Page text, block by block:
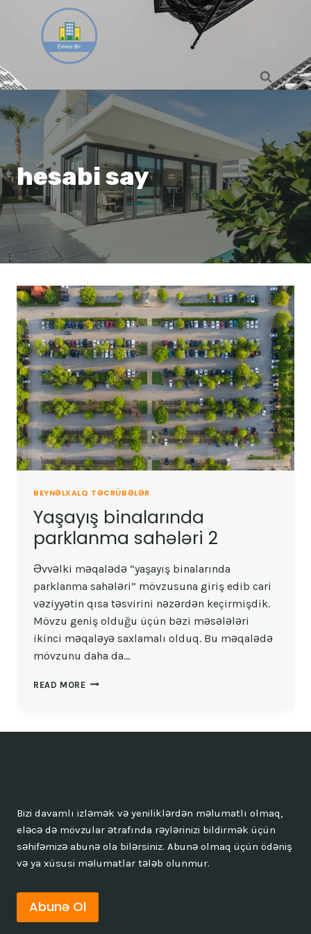
hesabi say
BEYNƏLXALQ TƏCRÜBƏLƏR
Yaşayış binalarında
parklanma sahələri 2
Əvvəlki məqalədə “yaşayış binalarında
parklanma sahələri” mövzusuna giriş edib cari
vəziyyətin qısa təsvirini nəzərdən keçirmişdik.
Mövzu geniş olduğu üçün bəzi məsələləri
ikinci məqaləyə saxlamalı olduq. Bu məqalədə
mövzunu daha da…
READ MORE YAŞAYIŞ
Bizi davamlı izləmək və yeniliklərdən məlumatlı olmaq,
eləcə də mövzular ətrafında rəylərinizi bildirmək üçün
səhifəmizə abunə ola bilərsiniz. Abunə olmaq üçün ödəniş
və ya xüsusi məlumatlar tələb olunmur.
Abunə Ol